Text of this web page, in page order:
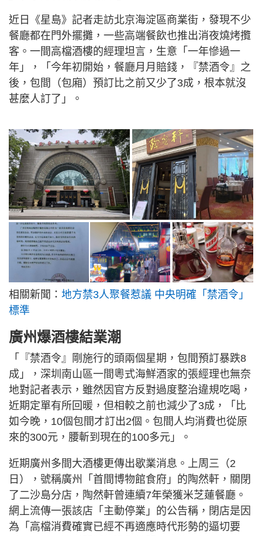
近日《星島》記者走訪北京海淀區商業街，發現不少
餐廳都在門外擺攤，一些高端餐飲也推出消夜燒烤攬
客。一間高檔酒樓的經理坦言，生意「一年慘過一
年」，「今年初開始，餐廳月月賠錢，『禁酒令』之
後，包間（包廂）預訂比之前又少了3成，根本就沒
甚麼人訂了」。
相關新聞： 地方禁3人聚餐惹議 中央明確「禁酒令」
標準
廣州爆酒樓結業潮
「『禁酒令』剛施行的頭兩個星期，包間預訂暴跌8
成」，深圳南山區一間粵式海鮮酒家的張經理也無奈
地對記者表示，雖然因官方反對過度整治違規吃喝，
近期定單有所回暖，但相較之前也減少了3成，「比
如今晚，10個包間才訂出2個。包間人均消費也從原
來的300元，腰斬到現在的100多元」。
近期廣州多間大酒樓更傳出歇業消息。上周三（2
日），號稱廣州「首間博物館食府」的陶然軒，關閉
了二沙島分店，陶然軒曾連續7年榮獲米芝蓮餐廳。
網上流傳一張該店「主動停業」的公告稱，閉店是因
為「高檔消費確實已經不再適應時代形勢的逼切要